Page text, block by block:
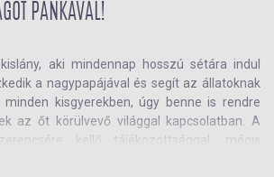
csak a legmenőbb húsvéti játékokat,
de mi megmutatjuk az összes lehetőséget.
PANKÁVAL!
aki mindennap hosszú sétára indul
a nagypapájával és segít az állatoknak
kisgyerekben, úgy benne is rendre
az őt körülvevő világgal kapcsolatban. A
kellő tájékozottsággal, mégis